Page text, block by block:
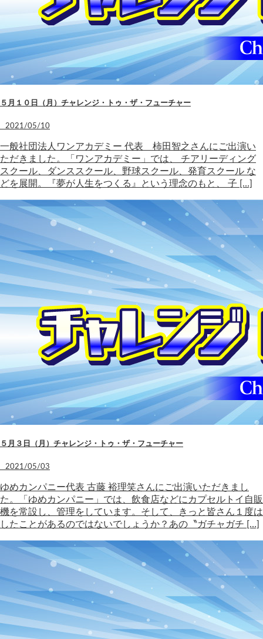
５月１０日（月）チャレンジ・トゥ・ザ・フューチャー
2021/05/10
一般社団法人ワンアカデミー 代表 柿田智之さんにご出演い
ただきました。「ワンアカデミー」では、 チアリーディング
スクール、ダンススクール、野球スクール、発育スクール な
どを展開。『夢が人生をつくる』という理念のもと、 子 […]
５月３日（月）チャレンジ・トゥ・ザ・フューチャー
2021/05/03
ゆめカンパニー代表 古藤 裕理笑さんにご出演いただきまし
た。「ゆめカンパニー」では、飲食店などにカプセルトイ自販
機を常設し、管理をしています。そして、きっと皆さん１度は
したことがあるのではないでしょうか？あの〝ガチャガチ […]